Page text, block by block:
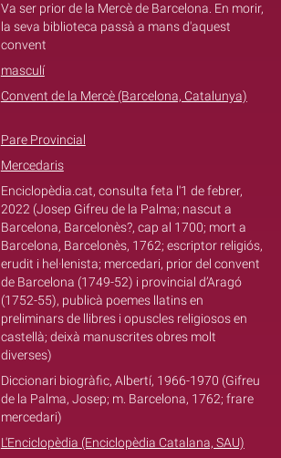
Va ser prior de la Mercè de Barcelona. En morir,
la seva biblioteca passà a mans d'aquest
convent
masculí
Convent de la Mercè (Barcelona, Catalunya)
Pare Provincial
Mercedaris
Enciclopèdia.cat, consulta feta l'1 de febrer,
2022 (Josep Gifreu de la Palma; nascut a
Barcelona, Barcelonès?, cap al 1700; mort a
Barcelona, Barcelonès, 1762; escriptor religiós,
erudit i hel·lenista; mercedari, prior del convent
de Barcelona (1749-52) i provincial d’Aragó
(1752-55), publicà poemes llatins en
preliminars de llibres i opuscles religiosos en
castellà; deixà manuscrites obres molt
diverses)
Diccionari biogràfic, Albertí, 1966-1970 (Gifreu
de la Palma, Josep; m. Barcelona, 1762; frare
mercedari)
L'Enciclopèdia (Enciclopèdia Catalana, SAU)